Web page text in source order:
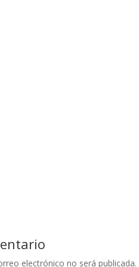
electrónico no será publicada.